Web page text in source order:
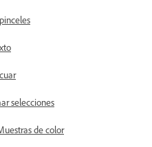
selecciones
de color